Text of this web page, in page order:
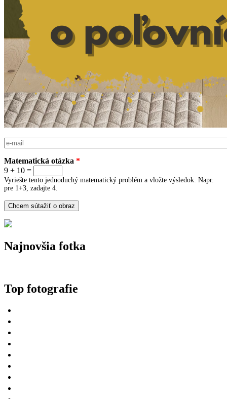
E-mail
Matematická otázka *
9 + 10 =
Vyriešte tento jednoduchý matematický problém a vložte výsledok. Napr.
pre 1+3, zadajte 4.
Najnovšia fotka
Top fotografie